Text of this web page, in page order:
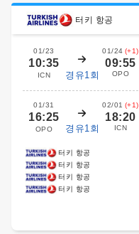
터키 항공
01/23
10:35
ICN 경유1회
01/24 (+1)
09:55
OPO
01/31
16:25
OPO 경유1회
02/01 (+1)
18:20
ICN
터키 항공
터키 항공
터키 항공
터키 항공